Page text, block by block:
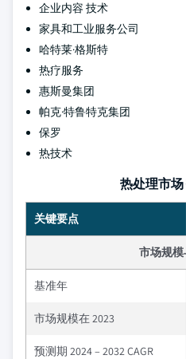
企业内容 技术
家具和工业服务公司
哈特莱·格斯特
热疗服务
惠斯曼集团
帕克·特鲁特克集团
保罗
热技术
热处理市
关键要点
市场规
基准年
市场规模在 2023
预测期 2024 – 2032 CAGR